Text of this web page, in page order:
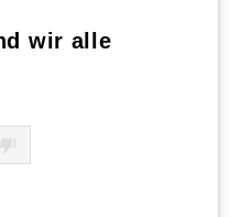
wir alle